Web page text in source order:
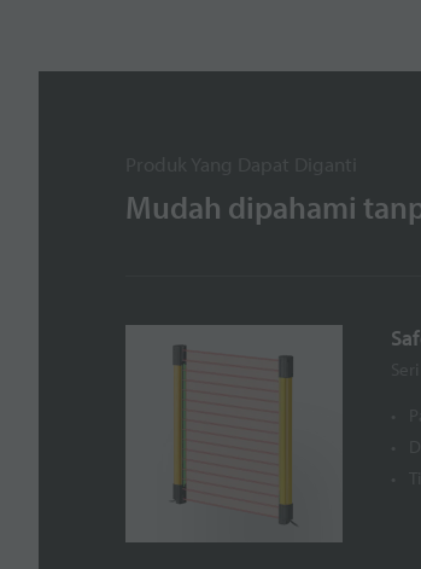
Mudah dipahami